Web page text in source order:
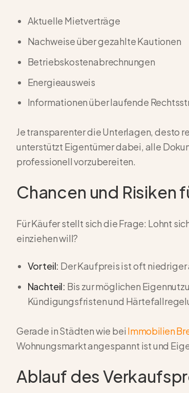
Aktuelle Mietverträge
Nachweise über gezahlte Kautionen
Betriebskostenabrechnungen
Energieausweis
Informationen über laufende
Je transparenter die Unterlagen, desto
unterstützt Eigentümer dabei, alle
professionell vorzubereiten.
Chancen und Risiken
Für Käufer stellt sich die Frage: Lohnt
einziehen will?
Vorteil: Der Kaufpreis ist oft
Nachteil: Bis zur möglichen
Kündigungsfristen und
Gerade in Städten wie bei Immobilien
Wohnungsmarkt angespannt ist und
Ablauf des